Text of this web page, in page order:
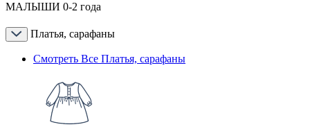
МАЛЫШИ 0-2 года
Платья, сарафаны
Смотреть Все Платья, сарафаны